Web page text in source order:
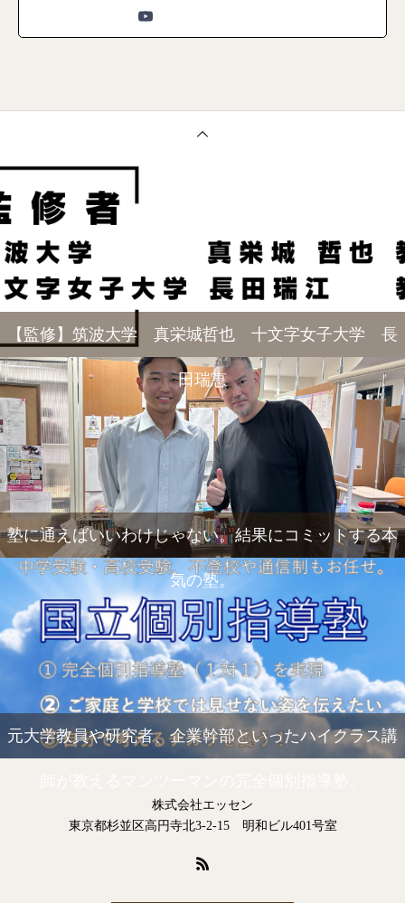
【監修】筑波大学 真栄城哲也 十文字女子大学 長
田瑞恵
塾に通えばいいわけじゃない。結果にコミットする本
気の塾。
元大学教員や研究者、企業幹部といったハイクラス講
株式会社エッセン
東京都杉並区高円寺北3-2-15 明和ビル401号室